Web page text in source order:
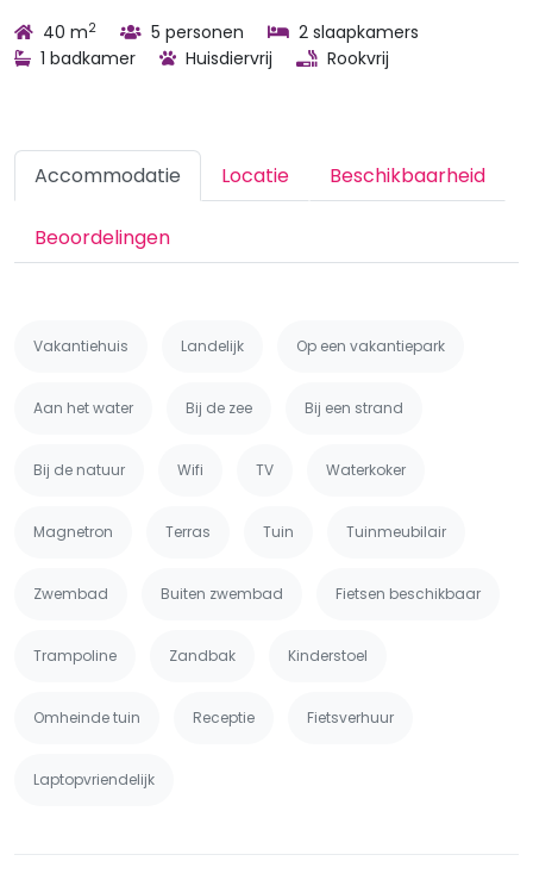
40 m2 5 personen
2 slaapkamers
1 badkamer
Huisdiervrij Rookvrij
Accommodatie Locatie Beschikbaarheid
Beoordelingen
Vakantiehuis Landelijk Op een vakantiepark
Aan het water Bij de zee Bij een strand
Bij de natuur Wifi TV Waterkoker
Magnetron Terras Tuin Tuinmeubilair
Zwembad Buiten zwembad Fietsen beschikbaar
Trampoline Zandbak Kinderstoel
Omheinde tuin Receptie Fietsverhuur
Laptopvriendelijk